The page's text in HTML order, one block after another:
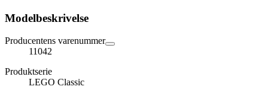
Modelbeskrivelse
Producentens varenummer
11042
Produktserie
LEGO Classic